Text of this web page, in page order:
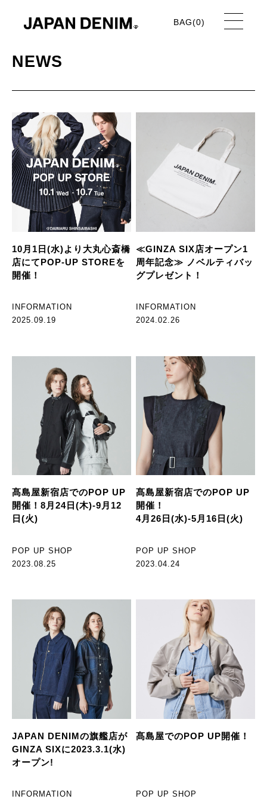
BAG(0)
NEWS
10月1日(水)より大丸心斎橋
店にてPOP-UP STOREを
開催！
INFORMATION
2025.09.19
≪GINZA SIX店オープン1
周年記念≫ ノベルティバッ
グプレゼント！
INFORMATION
2024.02.26
髙島屋新宿店でのPOP UP
開催！8月24日(木)-9月12
日(火)
POP UP SHOP
2023.08.25
髙島屋新宿店でのPOP UP
開催！
4月26日(水)-5月16日(火)
POP UP SHOP
2023.04.24
JAPAN DENIMの旗艦店が
GINZA SIXに2023.3.1(水)
オープン!
INFORMATION
髙島屋でのPOP UP開催！
POP UP SHOP